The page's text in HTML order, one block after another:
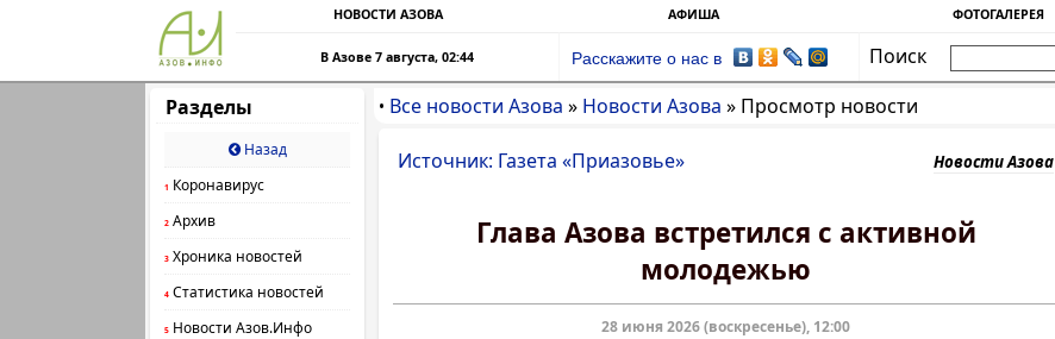
НОВОСТИ АЗОВА АФИША ФОТОГАЛЕРЕЯ
В Азове 7 августа, 02:44 Расскажите о нас в
Поиск
Разделы
Назад
1 Коронавирус
2 Архив
3 Хроника новостей
4 Статистика новостей
5 Новости Азов.Инфо
• Все новости Азова » Новости Азова » Просмотр новости
Источник: Газета «Приазовье» Новости Азова
Глава Азова встретился с активной
молодежью
28 июня 2026 (воскресенье), 12:00